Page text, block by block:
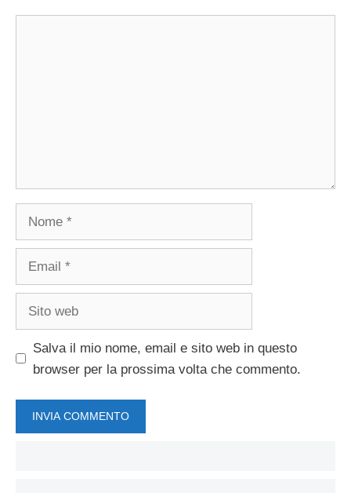
Nome
Email
Sito
Salva il mio nome, email e sito web in questo
browser per la prossima volta che commento.